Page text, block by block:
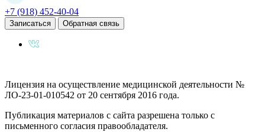
+7 (918) 452-40-04
Записаться Обратная связь
Лицензия на осуществление медицинской деятельности №
ЛО-23-01-010542 от 20 сентября 2016 года.
Публикация материалов с сайта разрешена только с
письменного согласия правообладателя.